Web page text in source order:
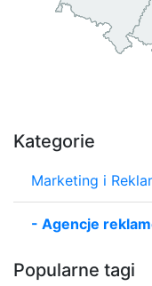
Kategorie
Marketing i
- Agencje
Popularne tagi